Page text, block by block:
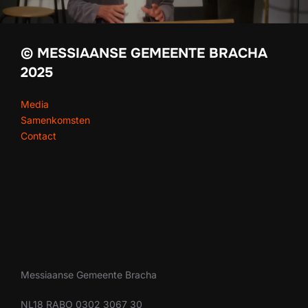
© MESSIAANSE GEMEENTE BRACHA
2025
Media
Samenkomsten
Contact
Messiaanse Gemeente Bracha
NL18 RABO 0302 3067 30